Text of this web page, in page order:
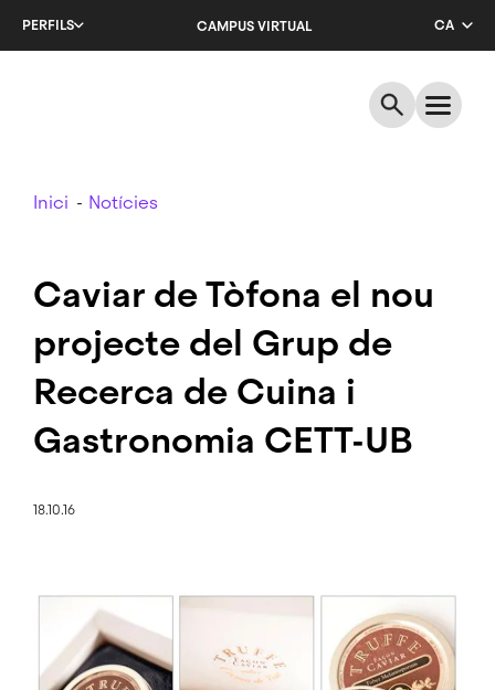
PERFILS CAMPUS VIRTUAL
CA
ES
Breadcrumb
Inici Notícies
Caviar de Tòfona el nou
projecte del Grup de
Recerca de Cuina i
Gastronomia CETT-UB
18.10.16